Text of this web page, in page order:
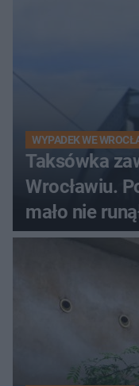
WYPADEK WE
Taksówka
Wrocławiu.
mało nie